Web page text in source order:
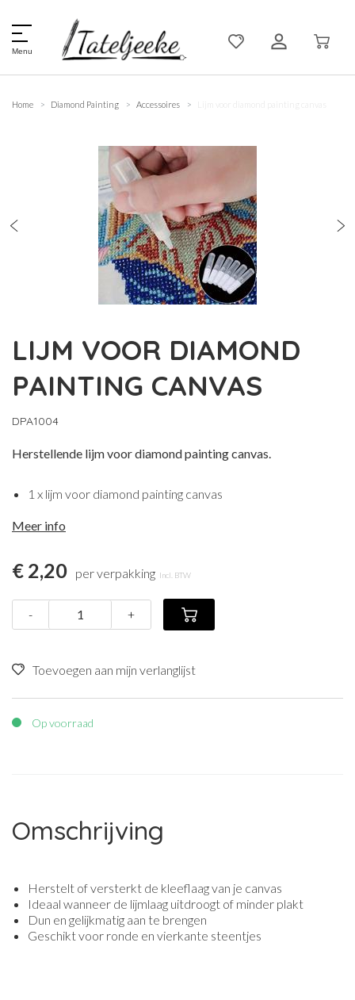
Menu
Home Diamond Painting Accessoires Lijm voor diamond painting canvas
LIJM VOOR DIAMOND
PAINTING CANVAS
DPA1004
Herstellende lijm voor diamond painting canvas.
1 x lijm voor diamond painting canvas
Meer info
€ 2,20 per verpakking Incl. BTW
- +
Toevoegen aan mijn verlanglijst
Op voorraad
Omschrijving
Herstelt of versterkt de kleeflaag van je canvas
Ideaal wanneer de lijmlaag uitdroogt of minder plakt
Dun en gelijkmatig aan te brengen
Geschikt voor ronde en vierkante steentjes